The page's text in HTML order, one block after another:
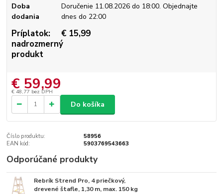
Doba
dodania
Doručenie 11.08.2026 do 18:00. Objednajte
dnes do 22:00
Príplatok:
nadrozmerný
produkt
€ 15,99
€ 59,99
€ 48,77 bez DPH
Do košíka
Číslo produktu:
58956
EAN kód:
5903769543663
Odporúčané produkty
Rebrík Strend Pro, 4 priečkový,
drevené štafle, 1,30 m, max. 150 kg